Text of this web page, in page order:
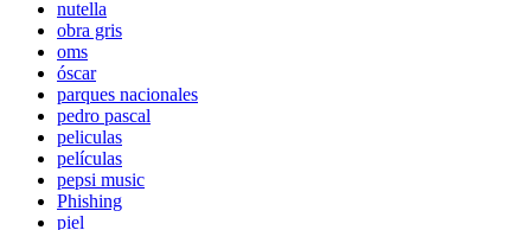
nutella
obra gris
oms
óscar
parques nacionales
pedro pascal
peliculas
películas
pepsi music
Phishing
piel